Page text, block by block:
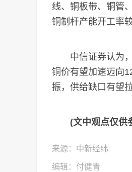
线、铜板带、铜管
铜制杆产能开工率
中信证券认为，
铜价有望加速迈向
振，供给缺口有望
(文中观点仅供
来源：中新经纬
编辑：付健青